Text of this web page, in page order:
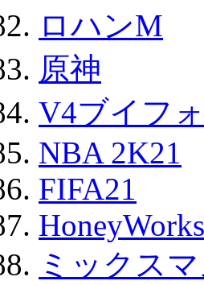
ロハンM
原神
V4ブイフ
NBA 2K21
FIFA21
ミックス